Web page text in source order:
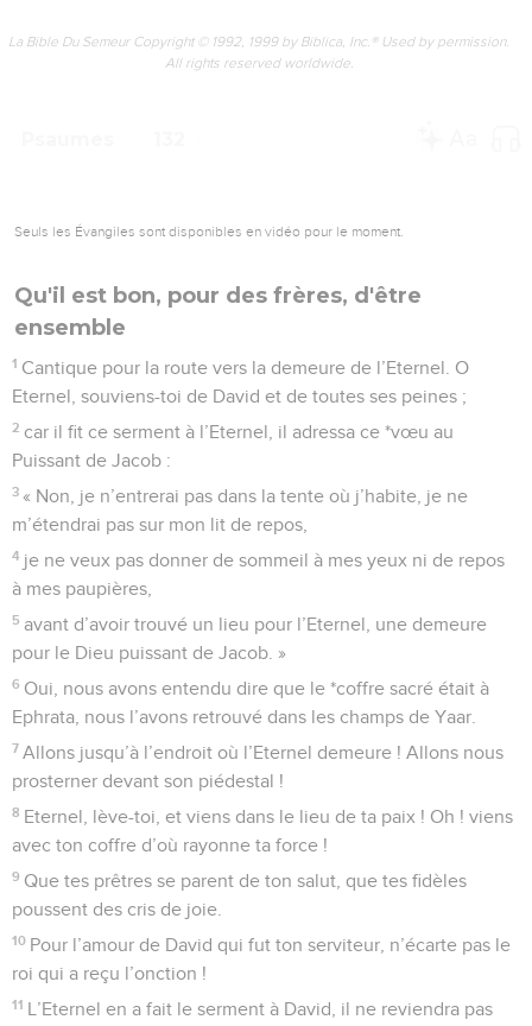
La Bible Du Semeur Copyright © 1992, 1999 by Biblica, Inc.® Used by permission.
All rights reserved worldwide.
Seuls les Évangiles sont disponibles en vidéo pour le moment.
Qu'il est bon, pour des frères, d'être
ensemble
1 Cantique pour la route vers la demeure de l’Eternel. O
Eternel, souviens-toi de David et de toutes ses peines ;
2 car il fit ce serment à l’Eternel, il adressa ce *vœu au
Puissant de Jacob :
3 « Non, je n’entrerai pas dans la tente où j’habite, je ne
m’étendrai pas sur mon lit de repos,
4 je ne veux pas donner de sommeil à mes yeux ni de repos
à mes paupières,
5 avant d’avoir trouvé un lieu pour l’Eternel, une demeure
pour le Dieu puissant de Jacob. »
6 Oui, nous avons entendu dire que le *coffre sacré était à
Ephrata, nous l’avons retrouvé dans les champs de Yaar.
7 Allons jusqu’à l’endroit où l’Eternel demeure ! Allons nous
prosterner devant son piédestal !
8 Eternel, lève-toi, et viens dans le lieu de ta paix ! Oh ! viens
avec ton coffre d’où rayonne ta force !
9 Que tes prêtres se parent de ton salut, que tes fidèles
poussent des cris de joie.
10 Pour l’amour de David qui fut ton serviteur, n’écarte pas le
roi qui a reçu l’onction !
11 L’Eternel en a fait le serment à David, il ne reviendra pas